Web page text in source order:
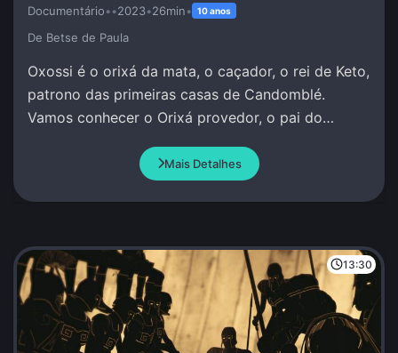
Documentário••2023•26min• 10 anos
De Betse de Paula
Oxossi é o orixá da mata, o caçador, o rei de Keto,
patrono das primeiras casas de Candomblé.
Vamos conhecer o Orixá provedor, o pai do
Mais Detalhes
13:30